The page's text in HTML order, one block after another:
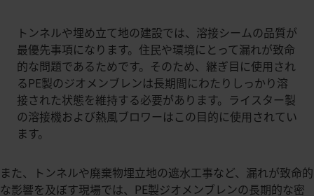
トンネルや埋め立て地の建設では、溶接シームの品質が
最優先事項になります。住民や環境にとって漏れが致命
的な問題であるためです。そのため、継ぎ目に使用され
るPE製のジオメンブレンは長期間にわたりしっかり溶
接された状態を維持する必要があります。ライスター製
の溶接機および熱風ブロワーはこの目的に使用されてい
ます。
また、トンネルや廃棄物埋立地の遮水工事など、漏れが致命的
な影響を及ぼす現場では、PE製ジオメンブレンの長期的な密